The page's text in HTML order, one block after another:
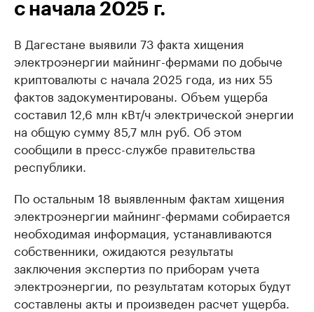
с начала 2025 г.
В Дагестане выявили 73 факта хищения
электроэнергии майнинг-фермами по добыче
криптовалюты с начала 2025 года, из них 55
фактов задокументированы. Объем ущерба
составил 12,6 млн кВт/ч электрической энергии
на общую сумму 85,7 млн руб. Об этом
сообщили в пресс-службе правительства
республики.
По остальным 18 выявленным фактам хищения
электроэнергии майнинг-фермами собирается
необходимая информация, устанавливаются
собственники, ожидаются результаты
заключения экспертиз по приборам учета
электроэнергии, по результатам которых будут
составлены акты и произведен расчет ущерба.